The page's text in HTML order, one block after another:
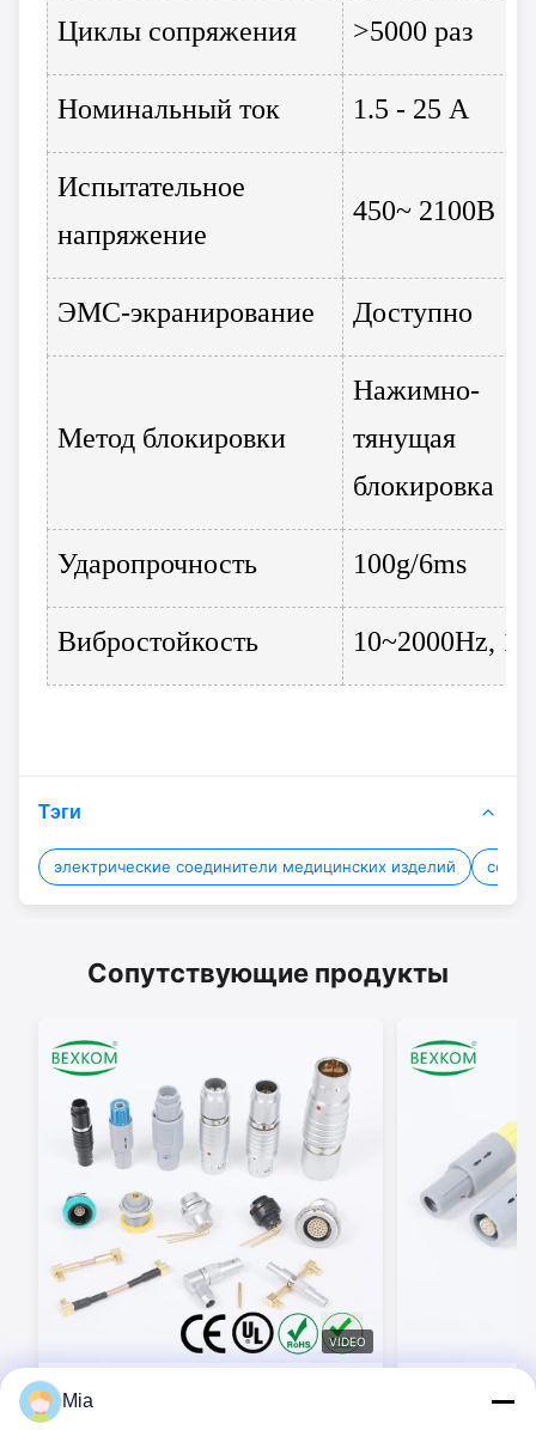
Циклы сопряжения >5000 раз
Номинальный ток 1.5 - 25 А
Испытательное
напряжение
450~ 2100В
ЭМС-экранирование Доступно
Метод блокировки
Нажимно-
тянущая
блокировка
Ударопрочность 100g/6ms
Вибростойкость 10~2000Hz,
Тэги
электрические соединители медицинских изделий
Сопутствующие продукты
VIDEO
BEXKOM P серии 2-32 булавки
пластиковая оболочка
BEXKOM P
Mia